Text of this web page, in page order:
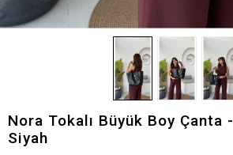
Nora Tokalı Büyük Boy Çanta -
Siyah